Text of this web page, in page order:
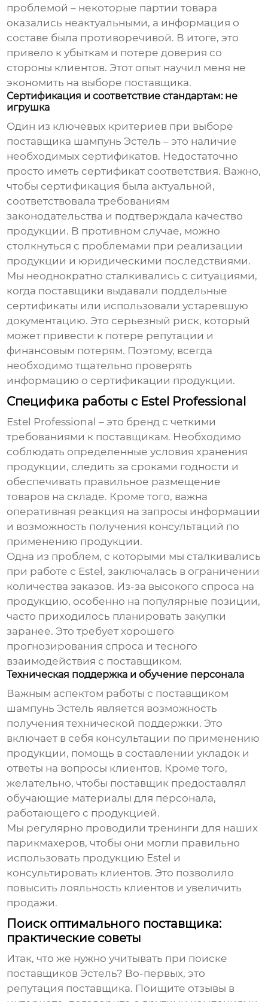
проблемой – некоторые партии товара
оказались неактуальными, а информация о
составе была противоречивой. В итоге, это
привело к убыткам и потере доверия со
стороны клиентов. Этот опыт научил меня не
экономить на выборе поставщика.
Сертификация и соответствие стандартам: не
игрушка
Один из ключевых критериев при выборе
поставщика шампунь Эстель – это наличие
необходимых сертификатов. Недостаточно
просто иметь сертификат соответствия. Важно,
чтобы сертификация была актуальной,
соответствовала требованиям
законодательства и подтверждала качество
продукции. В противном случае, можно
столкнуться с проблемами при реализации
продукции и юридическими последствиями.
Мы неоднократно сталкивались с ситуациями,
когда поставщики выдавали поддельные
сертификаты или использовали устаревшую
документацию. Это серьезный риск, который
может привести к потере репутации и
финансовым потерям. Поэтому, всегда
необходимо тщательно проверять
информацию о сертификации продукции.
Специфика работы с Estel Professional
Estel Professional – это бренд с четкими
требованиями к поставщикам. Необходимо
соблюдать определенные условия хранения
продукции, следить за сроками годности и
обеспечивать правильное размещение
товаров на складе. Кроме того, важна
оперативная реакция на запросы информации
и возможность получения консультаций по
применению продукции.
Одна из проблем, с которыми мы сталкивались
при работе с Estel , заключалась в ограничении
количества заказов. Из-за высокого спроса на
продукцию, особенно на популярные позиции,
часто приходилось планировать закупки
заранее. Это требует хорошего
прогнозирования спроса и тесного
взаимодействия с поставщиком.
Техническая поддержка и обучение персонала
Важным аспектом работы с поставщиком
шампунь Эстель является возможность
получения технической поддержки. Это
включает в себя консультации по применению
продукции, помощь в составлении укладок и
ответы на вопросы клиентов. Кроме того,
желательно, чтобы поставщик предоставлял
обучающие материалы для персонала,
работающего с продукцией.
Мы регулярно проводили тренинги для наших
парикмахеров, чтобы они могли правильно
использовать продукцию Estel и
консультировать клиентов. Это позволило
повысить лояльность клиентов и увеличить
продажи.
Поиск оптимального поставщика:
практические советы
Итак, что же нужно учитывать при поиске
поставщиков Эстель? Во-первых, это
репутация поставщика. Поищите отзывы в